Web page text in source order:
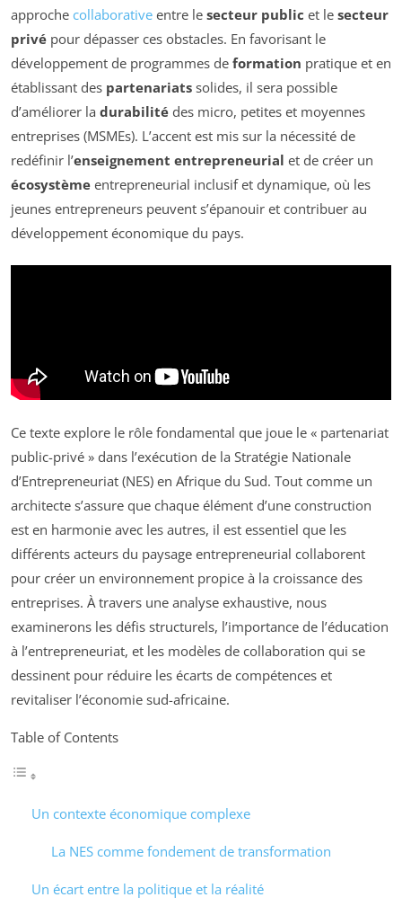
approche collaborative entre le secteur public et le secteur
privé pour dépasser ces obstacles. En favorisant le
développement de programmes de formation pratique et en
établissant des partenariats solides, il sera possible
d’améliorer la durabilité des micro, petites et moyennes
entreprises (MSMEs). L’accent est mis sur la nécessité de
redéfinir l’enseignement entrepreneurial et de créer un
écosystème entrepreneurial inclusif et dynamique, où les
jeunes entrepreneurs peuvent s’épanouir et contribuer au
développement économique du pays.
Ce texte explore le rôle fondamental que joue le « partenariat
public-privé » dans l’exécution de la Stratégie Nationale
d’Entrepreneuriat (NES) en Afrique du Sud. Tout comme un
architecte s’assure que chaque élément d’une construction
est en harmonie avec les autres, il est essentiel que les
différents acteurs du paysage entrepreneurial collaborent
pour créer un environnement propice à la croissance des
entreprises. À travers une analyse exhaustive, nous
examinerons les défis structurels, l’importance de l’éducation
à l’entrepreneuriat, et les modèles de collaboration qui se
dessinent pour réduire les écarts de compétences et
revitaliser l’économie sud-africaine.
Table of Contents
Un contexte économique complexe
La NES comme fondement de transformation
Un écart entre la politique et la réalité